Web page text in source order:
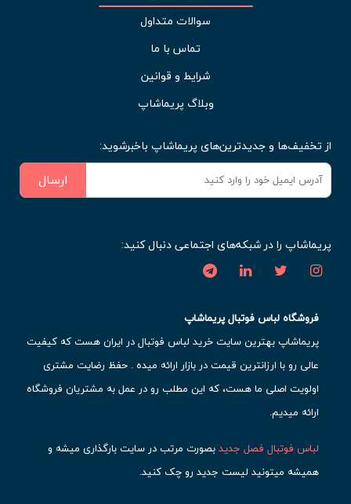
سوالات متداول
تماس با ما
شرایط و قوانین
وبلاگ پریماشاپ
از تخفیف‌ها و جدیدترین‌های پریماشاپ باخبرشوید:
ارسال
پریماشاپ را در شبکه‌های اجتماعی دنبال کنید:
فروشگاه لباس فوتبال پریماشاپ
پریماشاپ بهترین سایت خرید لباس فوتبال در ایران هست که کیفیت
عالی رو با ارزانترین قیمت در بازار ارائه میده . حفظ رضایت مشتری
اولویت اصلی ما هست، که این مطلب رو در عمل به مشتریان فروشگاه
ارائه میدیم.
لباس فوتبال فصل جدیدبصورت مرتب در سایت بارگذاری میشه و
همیشه میتونید لیست جدید رو چک کنید.